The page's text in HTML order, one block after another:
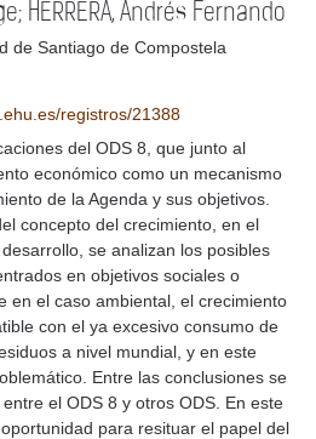
HERRERA, Andrés Fernando
de Santiago de Compostela
registros/21388
del ODS 8, que junto al
económico como un mecanismo
de la Agenda y sus objetivos.
concepto del crecimiento, en el
se analizan los posibles
en objetivos sociales o
en el caso ambiental, el crecimiento
con el ya excesivo consumo de
a nivel mundial, y en este
Entre las conclusiones se
el ODS 8 y otros ODS. En este
para resituar el papel del